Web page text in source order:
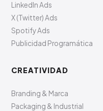
LinkedIn Ads
X (Twitter) Ads
Spotify Ads
Publicidad Programática
CREATIVIDAD
Branding & Marca
Packaging & Industrial